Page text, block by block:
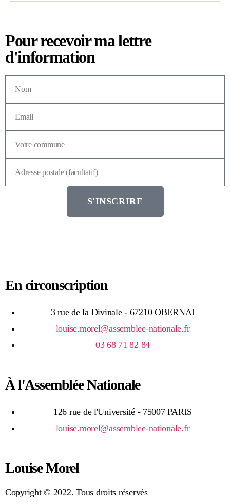
Pour recevoir ma lettre
d'information
S'INSCRIRE
En circonscription
3 rue de la Divinale - 67210 OBERNAI
louise.morel@assemblee-nationale.fr
03 68 71 82 84
À l'Assemblée Nationale
126 rue de l'Université - 75007 PARIS
louise.morel@assemblee-nationale.fr
Louise Morel
Copyright © 2022. Tous droits réservés